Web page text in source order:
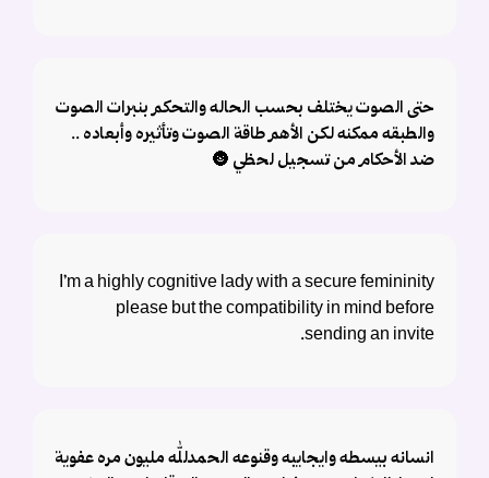
حتى الصوت يختلف بحسب الحاله والتحكم بنبرات الصوت
والطبقه ممكنه لكن الأهم طاقة الصوت وتأثيره وأبعاده ..
ضد الأحكام من تسجيل لحظي 🌚
I’m a highly cognitive lady with a secure femininity
please but the compatibility in mind before
sending an invite.
انسانه بيسطه وايجايبه وقنوعه الحمدلله مليون مره عفوية